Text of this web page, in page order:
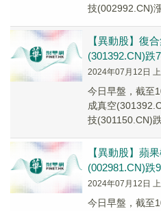
技(002992.CN)
【異動股】復
(301392.CN)跌
2024年07月12日
今日早盤，截至
成真空
技(301150.CN)
【異動股】蘋
(002981.CN)跌
2024年07月12日
今日早盤，截至